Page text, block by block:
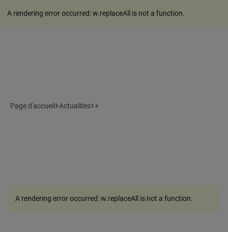
A rendering error occurred:w.replaceAll is not a function.
Page d'accueil Actualites
A rendering error occurred:w.replaceAll is not a function.